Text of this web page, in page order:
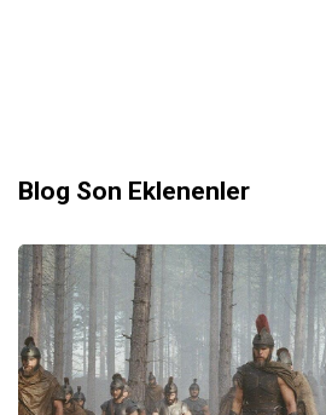
Blog Son Eklenenler